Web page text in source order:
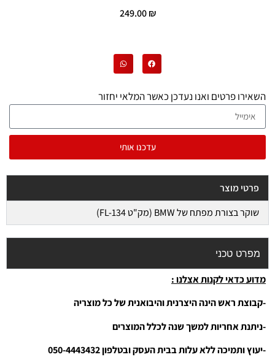
249.00₪
השאירו פרטים ואנו נעדכן כאשר המלאי יחזור
עדכנו אותי
פרטי מוצר
שוקר בצורת מפתח של BMW (מק"ט FL-134)
מפרט טכני
מדוע כדאי לקנות אצלנו :
-קבוצת ראש הינה היצרנית והיבואנית של כל מוצריה
-ניתנת אחריות למשך שנה לכלל המוצרים
-יעוץ ותמיכה ללא עלות בבית העסק ובטלפון 050-4443432